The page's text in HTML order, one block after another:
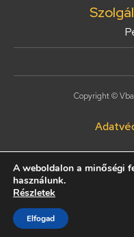
Copyright ©
A weboldalon a minőségi
használunk.
Részletek
Elfogad